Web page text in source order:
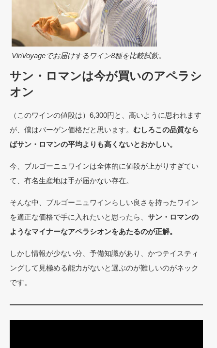
VinVoyageでお届けするワイン8種を比較試飲。
サン・ロマンは今が買いのアペラシ
オン
（このワインの値段は）6,300円と、高いように思われます
が、僕はバーゲン価格だと思います。 むしろこの品質なら
ばサン・ロマンの平均よりも高くないとおかしい。
今、ブルゴーニュワインは全体的に値段が上がりすぎてい
て、有名生産地は手が届かない存在。
そんな中、ブルゴーニュワインらしい良さを持ったワイン
を適正な価格で手に入れたいと思ったら、 サン・ロマンの
ようなマイナーなアペラシオンをあたるのが正解。
しかし情報が少ない分、予備知識があり、かつテイスティ
ングして見極める能力がないと選ぶのが難しいのがネック
です。